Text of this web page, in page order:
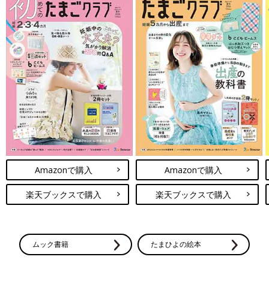
Amazonで購入
楽天ブックスで購入
Amazonで購入
楽天ブックスで購入
ムック書籍 たまひよの絵本